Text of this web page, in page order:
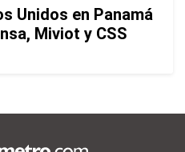
Unidos en Panamá
Miviot y CSS